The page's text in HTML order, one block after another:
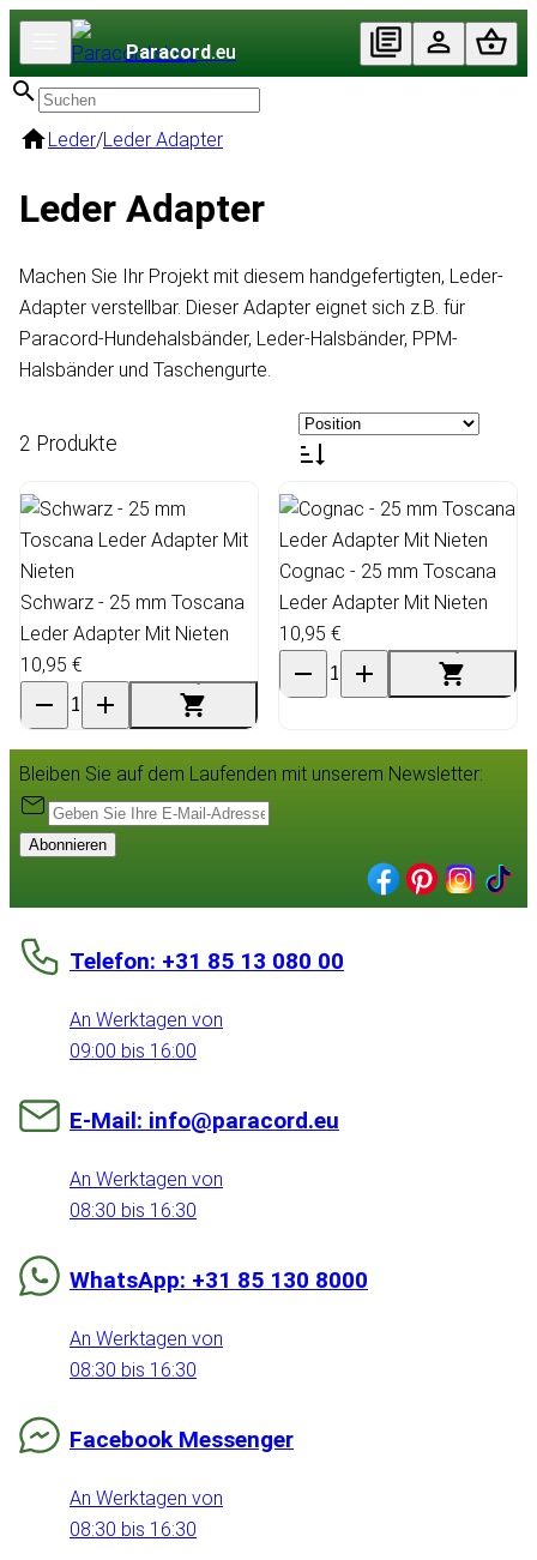
Paracord.eu
Leder/Leder Adapter
Leder Adapter
Machen Sie Ihr Projekt mit diesem handgefertigten, Leder-
Adapter verstellbar. Dieser Adapter eignet sich z.B. für
Paracord-Hundehalsbänder, Leder-Halsbänder, PPM-
Halsbänder und Taschengurte.
2 Produkte
Schwarz - 25 mm Toscana
Leder Adapter Mit Nieten
10,95 €
Cognac - 25 mm Toscana
Leder Adapter Mit Nieten
10,95 €
Bleiben Sie auf dem Laufenden mit unserem Newsletter:
Abonnieren
Telefon: +31 85 13 080 00
An Werktagen von
09:00 bis 16:00
E-Mail: info@paracord.eu
An Werktagen von
08:30 bis 16:30
WhatsApp: +31 85 130 8000
An Werktagen von
08:30 bis 16:30
Facebook Messenger
An Werktagen von
08:30 bis 16:30